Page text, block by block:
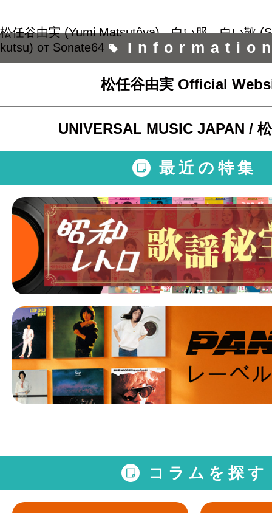
松任谷由実 (Yumi Matsutôya) - 白い服、白い靴
kutsu) от Sonate64 на Rutube .
松任谷由実 Official
UNIVERSAL MUSIC JAPAN /
最近の特集
コラムを探す